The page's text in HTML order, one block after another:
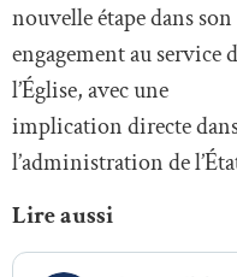
nouvelle étape dans son
engagement au service
l’Église, avec une
implication directe
l’administration de
Lire aussi